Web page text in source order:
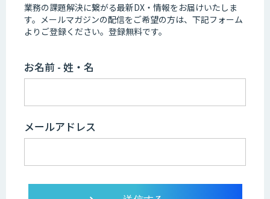
業務の課題解決に繋がる最新DX・情報をお届けいたしま
す。 メールマガジンの配信をご希望の方は、下記フォーム
よりご登録ください。登録無料です。
お名前 - 姓・名
メールアドレス